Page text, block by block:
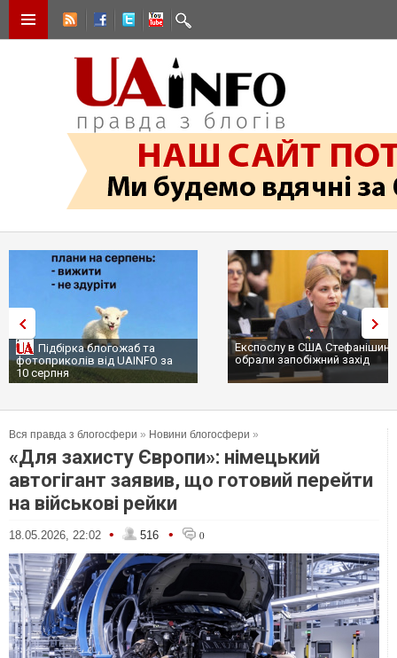
Підбірка блогожаб та
фотоприколів від UAINFO за
10 серпня
Експослу в США
обрали запобіжний захід
Вся правда з блогосфери » Новини блогосфери »
«Для захисту Європи»: німецький
автогігант заявив, що готовий перейти
на військові рейки
18.05.2026, 22:02 • 516 • 0